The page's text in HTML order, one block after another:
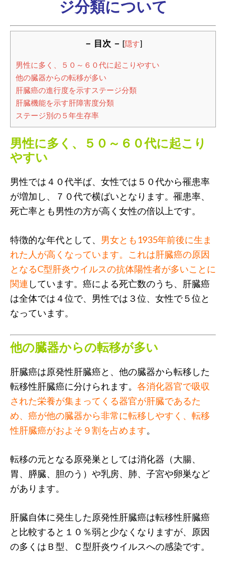
ジ分類について
－ 目次 － [隠す]
男性に多く、５０～６０代に起こりやすい
他の臓器からの転移が多い
肝臓癌の進行度を示すステージ分類
肝臓機能を示す肝障害度分類
ステージ別の５年生存率
男性に多く、５０～６０代に起こり
やすい
男性では４０代半ば、女性では５０代から罹患率
が増加し、７０代で横ばいとなります。罹患率、
死亡率とも男性の方が高く女性の倍以上です。
特徴的な年代として、 男女とも1935年前後に生ま
れた人が高くなっています。これは肝臓癌の原因
となるC型肝炎ウイルスの抗体陽性者が多いことに
関連 しています。癌による死亡数のうち、肝臓癌
は全体では４位で、男性では３位、女性で５位と
なっています。
他の臓器からの転移が多い
肝臓癌は原発性肝臓癌と、他の臓器から転移した
転移性肝臓癌に分けられます。 各消化器官で吸収
された栄養が集まってくる器官が肝臓であるた
め、癌が他の臓器から非常に転移しやすく、転移
性肝臓癌がおよそ９割を占めます。
転移の元となる原発巣としては消化器（大腸、
胃、膵臓、胆のう）や乳房、肺、子宮や卵巣など
があります。
肝臓自体に発生した原発性肝臓癌は転移性肝臓癌
と比較すると１０％弱と少なくなりますが、原因
の多くはＢ型、Ｃ型肝炎ウイルスへの感染です。